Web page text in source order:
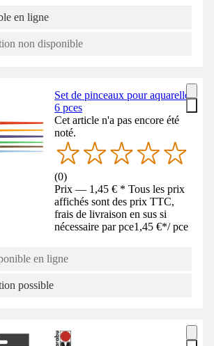
en ligne
non disponible
Set de pinceaux pour aquarelle
6 pces
Cet article n'a pas encore été
noté.
(0)
Prix — 1,45 € * Tous les prix
affichés sont des prix TTC,
frais de livraison en sus si
nécessaire par pce1,45 €*/ pce
en ligne
possible